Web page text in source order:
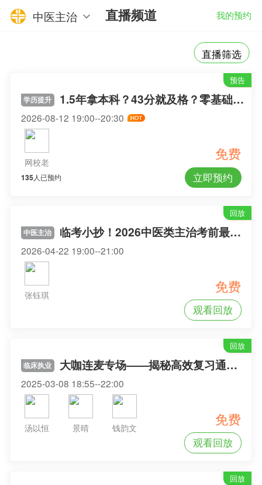
中医主治 直播频道 我的预约
直播筛选
预告
学历提升 1.5年拿本科？43分就及格？零基础升本报考攻略
2026-08-12 19:00--20:30
网校老
师
免费
135人已预约 立即预约
回放
中医主治 临考小抄！2026中医类主治考前最后一课
2026-04-22 19:00--21:00
张钰琪 免费
观看回放
回放
临床执业 大咖连麦专场——揭秘高效复习通关技巧
2025-03-08 18:55--22:00
汤以恒 景晴 钱韵文 免费
观看回放
回放